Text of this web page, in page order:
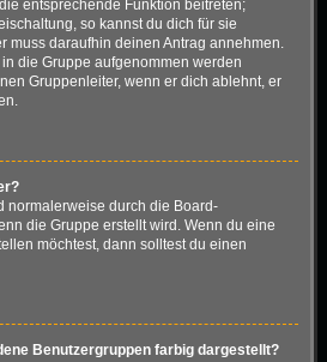
entsprechende Funktion beitreten;
so kannst du dich für sie
muss daraufhin deinen Antrag annehmen.
die Gruppe aufgenommen werden
Gruppenleiter, wenn er dich ablehnt, er
normalerweise durch die Board-
die Gruppe erstellt wird. Wenn du eine
möchtest, dann solltest du einen
Benutzergruppen farbig dargestellt?